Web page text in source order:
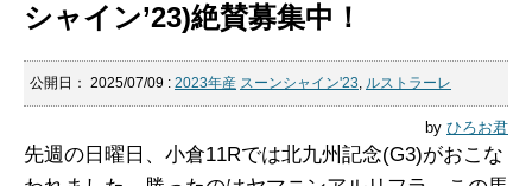
シャイン’23)絶賛募集中！
公開日： 2025/07/09 : 2023年産 スーンシャイン'23, ルストラーレ
by ひろお君
先週の日曜日、小倉11Rでは北九州記念(G3)がおこな